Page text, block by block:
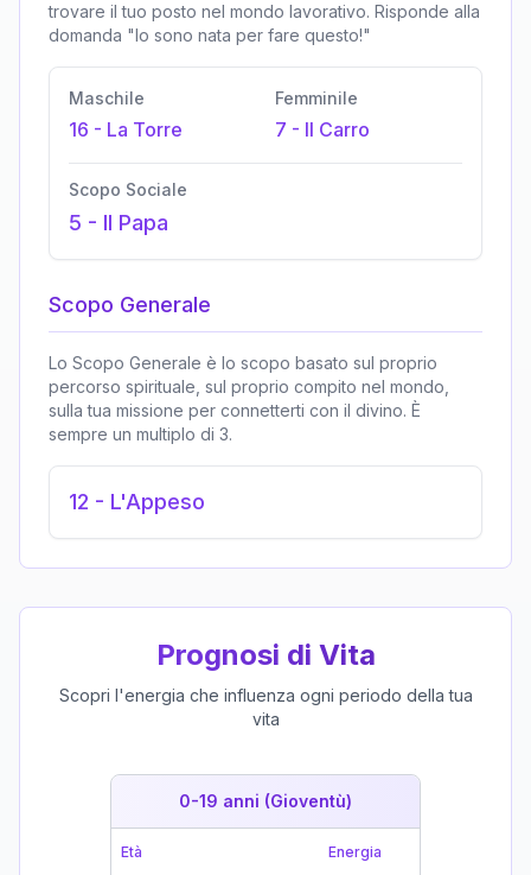
trovare il tuo posto nel mondo lavorativo. Risponde alla
domanda "Io sono nata per fare questo!"
Maschile
16 - La Torre
Femminile
7 - Il Carro
Scopo Sociale
5 - Il Papa
Scopo Generale
Lo Scopo Generale è lo scopo basato sul proprio
percorso spirituale, sul proprio compito nel mondo,
sulla tua missione per connetterti con il divino. È
sempre un multiplo di 3.
12 - L'Appeso
Prognosi di Vita
Scopri l'energia che influenza ogni periodo della tua
vita
0-19 anni (Gioventù)
Età Energia